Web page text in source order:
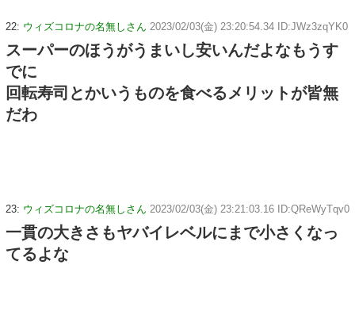
22: ウィズコロナの名無しさん 2023/02/03(金) 23:20:54.34 ID:JWz3zqYK0
スーパーのほうがうまいし安いんだよなもうす
でに
回転寿司とかいうものを食べるメリットが皆無
だわ
23: ウィズコロナの名無しさん 2023/02/03(金) 23:21:03.16 ID:QReWyTqv0
一貫の大きさもヤバイレベルにまで小さくなっ
てるよな